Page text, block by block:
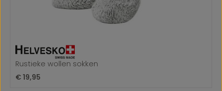
Rustieke wollen sokken
Normale prijs:
€ 19,95